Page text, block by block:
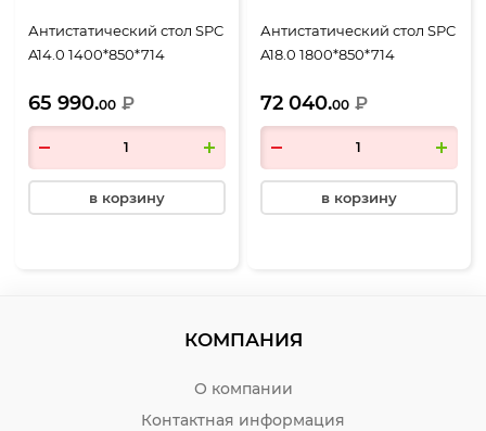
Антистатический стол SPC
A14.0 1400*850*714
65 990.00 ₽
в корзину
Антистатический стол SPC
A18.0 1800*850*714
72 040.00 ₽
в корзину
КОМПАНИЯ
О компании
Контактная информация